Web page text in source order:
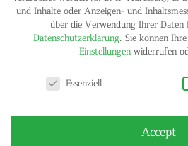
IMPRINT
PRIVACY
© HELGA MARIA
und Inhalte oder Anzeigen- und
über die Verwendung Ihrer Daten
Datenschutzerklärung. Sie können
Einstellungen widerrufen
Essenziell
Accept